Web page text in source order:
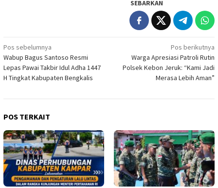
SEBARKAN
Navigasi
pos
Pos sebelumnya
Wabup Bagus Santoso Resmi
Lepas Pawai Takbir Idul Adha 1447
H Tingkat Kabupaten Bengkalis
Pos berikutnya
Warga Apresiasi Patroli Rutin
Polsek Kebon Jeruk: “Kami Jadi
Merasa Lebih Aman”
POS TERKAIT